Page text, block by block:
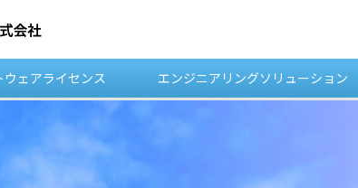
ウェアライセンス エンジニアリングソリューション